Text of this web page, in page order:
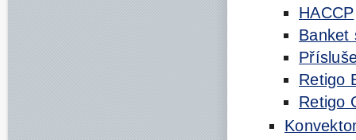
HACCP
Banket
Retigo
Retigo